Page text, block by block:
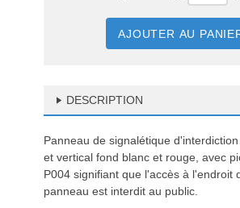
AJOUTER AU
DESCRIPTION
Panneau de signalétique
et vertical fond blanc et rouge, avec
P004 signifiant que l'accès à l'endroit
panneau est interdit au public.